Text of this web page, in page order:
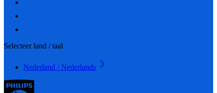
Selecteer land / taal
Nederland / Nederlands